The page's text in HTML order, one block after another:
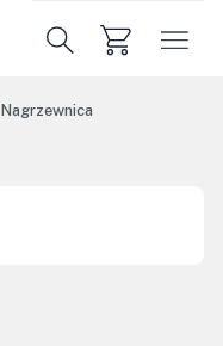
Nagrzewnica